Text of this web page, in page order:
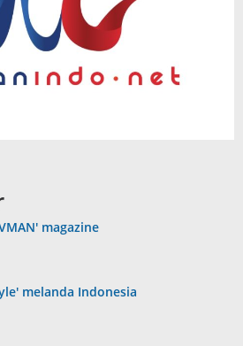
magazine
melanda Indonesia